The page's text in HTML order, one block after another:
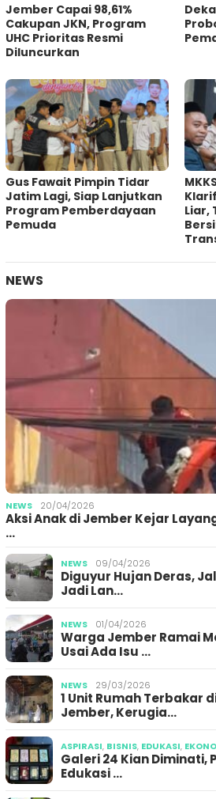
Jember Capai 98,61%
Cakupan JKN, Program
UHC Prioritas Resmi
Diluncurkan
Gus Fawait Pimpin Tidar
Jatim Lagi, Siap Lanjutkan
Program Pemberdayaan
Pemuda
Liar,
NEWS
NEWS 20/04/2026
Aksi Anak di Jember Kejar
…
NEWS 09/04/2026
Diguyur Hujan Deras,
Jadi Lan…
NEWS 01/04/2026
Warga Jember Ramai
Usai Ada Isu …
NEWS 29/03/2026
1 Unit Rumah Terbakar
Jember, Kerugia…
ASPIRASI, BISNIS, EDUKASI,
Galeri 24 Kian Diminati,
Edukasi …